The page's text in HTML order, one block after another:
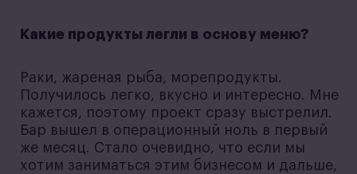
Какие продукты легли в основу меню?
Раки, жареная рыба, морепродукты.
Получилось легко, вкусно и интересно. Мне
кажется, поэтому проект сразу выстрелил.
Бар вышел в операционный ноль в первый
же месяц. Стало очевидно, что если мы
хотим заниматься этим бизнесом и дальше,